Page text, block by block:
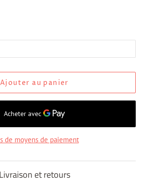
Ajouter au panier
de moyens de paiement
Livraison et retours